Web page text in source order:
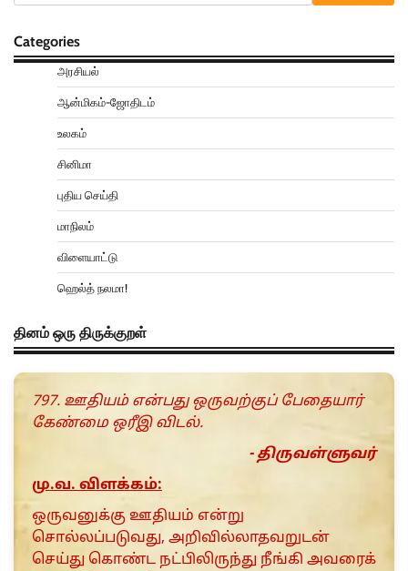
Categories
அரசியல்
ஆன்மிகம்-ஜோதிடம்
உலகம்
சினிமா
புதிய செய்தி
மாநிலம்
விளையாட்டு
ஹெல்த் நலமா!
தினம் ஒரு திருக்குறள்
797. ஊதியம் என்பது ஒருவற்குப் பேதையார்
கேண்மை ஒரீஇ விடல்.
- திருவள்ளுவர்
மு.வ. விளக்கம்:
ஒருவனுக்கு ஊதியம் என்று
சொல்லப்படுவது, அறிவில்லாதவறுடன்
செய்து கொண்ட நட்பிலிருந்து நீங்கி அவரைக்